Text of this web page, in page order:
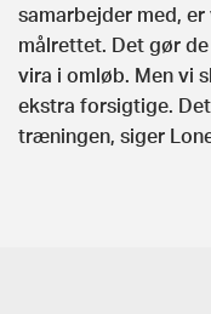
samarbejder med,
målrettet. Det gør
vira i omløb. Men vi
ekstra forsigtige.
træningen, siger